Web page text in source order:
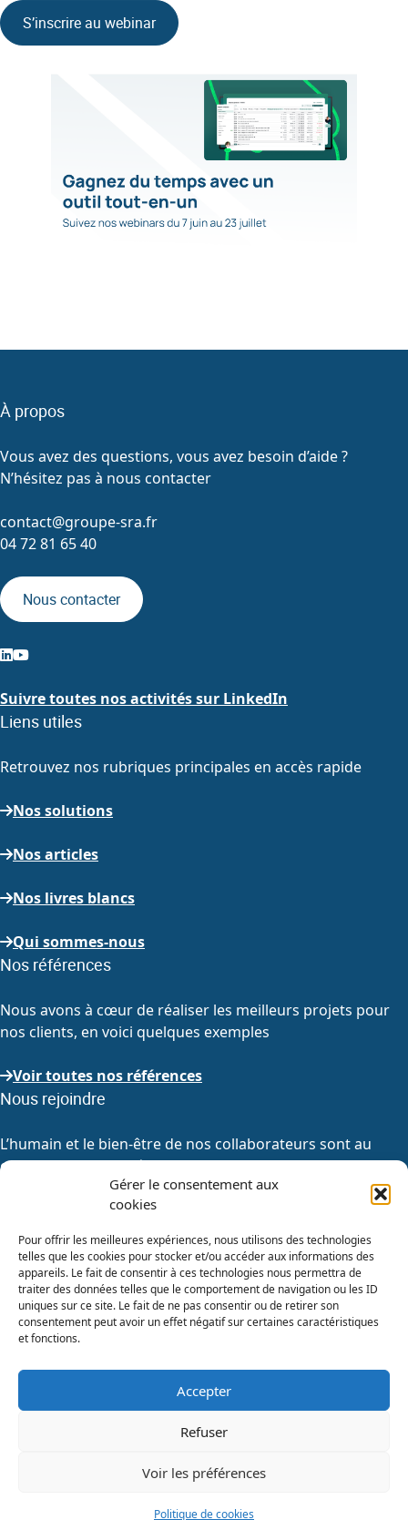
Gérer le consentement aux
cookies
Pour offrir les meilleures expériences, nous utilisons des technologies
telles que les cookies pour stocker et/ou accéder aux informations des
appareils. Le fait de consentir à ces technologies nous permettra de
traiter des données telles que le comportement de navigation ou les ID
uniques sur ce site. Le fait de ne pas consentir ou de retirer son
consentement peut avoir un effet négatif sur certaines caractéristiques
et fonctions.
Accepter
Refuser
Voir les préférences
Politique de cookies
S’inscrire au webinar
S’inscrire au webinar
À propos
Vous avez des questions, vous avez besoin d’aide ?
N’hésitez pas à nous contacter
contact@groupe-sra.fr
04 72 81 65 40
Nous contacter
Suivre toutes nos activités sur LinkedIn
Liens utiles
Retrouvez nos rubriques principales en accès rapide
Nos solutions
Nos articles
Nos livres blancs
Qui sommes-nous
Nos références
Nous avons à cœur de réaliser les meilleurs projets pour
nos clients, en voici quelques exemples
Voir toutes nos références
Nous rejoindre
L’humain et le bien-être de nos collaborateurs sont au
cœur de notre stratégie d’entreprise